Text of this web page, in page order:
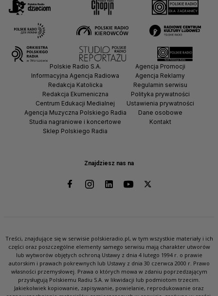
Znajdziesz nas na
Polskie Radio S.A.
Informacyjna Agencja Radiowa
Redakcja Katolicka
Redakcja Ekumeniczna
Centrum Edukacji Medialnej
Agencja Muzyczna Polskiego Radia
Studia nagraniowe i koncertowe
Sklep Polskiego Radia
Agencja Promocji
Agencja Reklamy
Regulamin serwisu
Polityka prywatności
Ustawienia prywatności
Dane osobowe
Kontakt
Treści, znajdujące się w serwisie polskieradio.pl, w tym wszystkie materiały i ich
części oraz poszczególne elementy samego serwisu mają charakter utworów
lub wytworów objętych ochroną Ustawy z dnia 4 lutego 1994 r. o prawie
autorskim i prawach pokrewnych lub Ustawy z dnia 30 czerwca 2000 r. Prawo
własności przemysłowej. Prawa o których mowa w zdaniu poprzedzającym
przysługują Polskiemu Radiu S.A. w likwidacji lub podmiotom trzecim.
Jakiekolwiek kopiowanie, zapisywanie, powielanie, reprodukowanie oraz